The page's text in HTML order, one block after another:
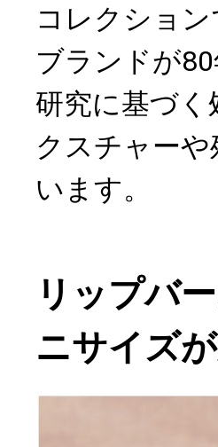
コレクション
ブランドが
研究に基づ
クスチャー
います。
リップバ
ニサイズ